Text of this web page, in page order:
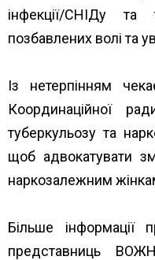
інфекції/СНІДу та
позбавлених волі та
Із нетерпінням
Координаційної
туберкульозу та
щоб адвокатувати
наркозалежним
Більше інформації
представниць